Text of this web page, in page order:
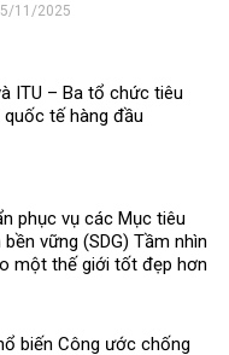
11/2025
ITU – Ba tổ chức tiêu
tế hàng đầu
phục vụ các Mục tiêu
vững (SDG) Tầm nhìn
một thế giới tốt đẹp hơn
biến Công ước chống